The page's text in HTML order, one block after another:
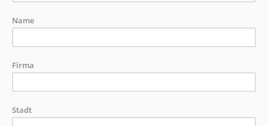
Name
Firma
Stadt